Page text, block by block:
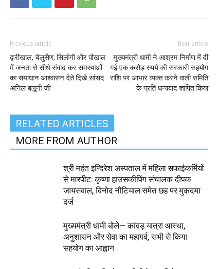
Previous article
द्वारीखाल, चेलुसैण, सिलोगी और पौखाल
में जनता से सीधे संवाद कर समस्याओं
का समाधान आश्वासन देते दिखे सांसद
अनिल बलूनी जी
Next article
मुख्यमंत्री धामी ने आश्रम निर्माण में दी
गई एक करोड़ रुपये की सरकारी सहयोग
राशि पर आभार व्यक्त करने वाली समिति
के प्रति धन्यवाद ज्ञापित किया
RELATED ARTICLES
MORE FROM AUTHOR
श्री महंत इन्दिरेश अस्पताल में महिला सफाईकर्मियों
से मारपीट: कृष्णा हाउसकीपिंग संचालक दीपक
जायसवाल, विनोद नौटियाल समेत छह पर मुकदमा
दर्ज
मुख्यमंत्री धामी बोले— कांवड़ यात्रा आस्था,
अनुशासन और सेवा का महापर्व, सभी से किया
सहयोग का आह्वान